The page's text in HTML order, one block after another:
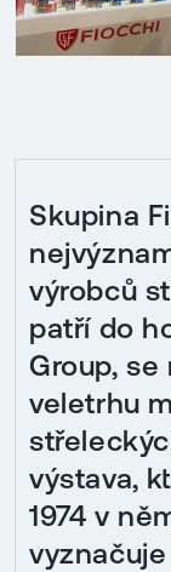
Skupina
výrobců
patří do
Group,
veletrhu
výstava,
1974 v